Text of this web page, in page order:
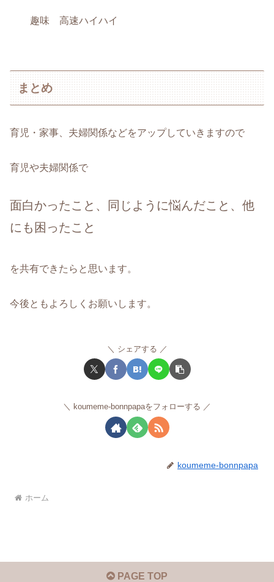
趣味 高速ハイハイ
まとめ
育児・家事、夫婦関係などをアップしていきますので
育児や夫婦関係で
面白かったこと、同じように悩んだこと、他
にも困ったこと
を共有できたらと思います。
今後ともよろしくお願いします。
シェアする
koumeme-bonnpapaをフォローする
koumeme-bonnpapa
ホーム
PAGE TOP